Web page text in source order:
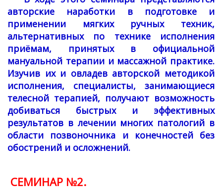
авторские наработки в подготовке и
применении мягких ручных техник,
альтернативных по технике исполнения
приёмам, принятых в официальной
мануальной терапии и массажной практике.
Изучив их и овладев авторской методикой
исполнения, специалисты, занимающиеся
телесной терапией, получают возможность
добиваться быстрых и эффективных
результатов в лечении многих патологий в
области позвоночника и конечностей без
обострений и осложнений.
СЕМИНАР №2.